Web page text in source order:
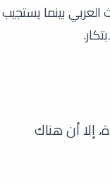
العربي بينما يستجيب
إلا أن هناك